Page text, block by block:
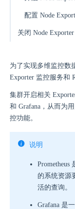
配置 Node
关闭 Node
为了实现多维监控数
Exporter 监控服务和
集群开启相关
和 Grafana，从而为
控功能。
说明
Prometheus
的系统资源
活的查询。
Grafana 是